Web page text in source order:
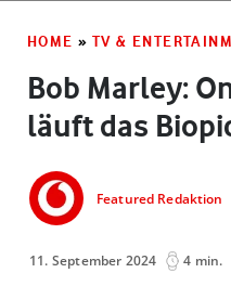
HOME » TV &
Bob Marley:
läuft das
Featured Redaktion
11. September 2024 4 min.